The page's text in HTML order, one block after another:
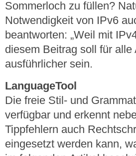
Sommerloch zu füllen?
Notwendigkeit von IPv6
beantworten: „Weil mit
diesem Beitrag soll für
ausführlicher sein.
LanguageTool
Die freie Stil- und
verfügbar und erkennt
Tippfehlern auch
eingesetzt werden kann,